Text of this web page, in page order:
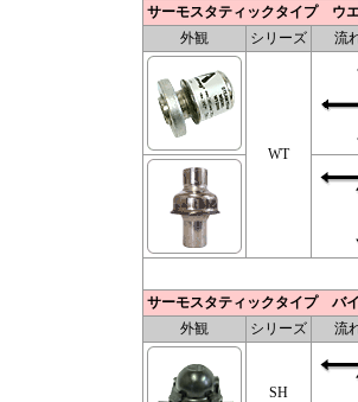
サーモスタティックタイプ ウ
外観
シリーズ 流
WT
サーモスタティックタイプ バ
外観
シリーズ 流
SH